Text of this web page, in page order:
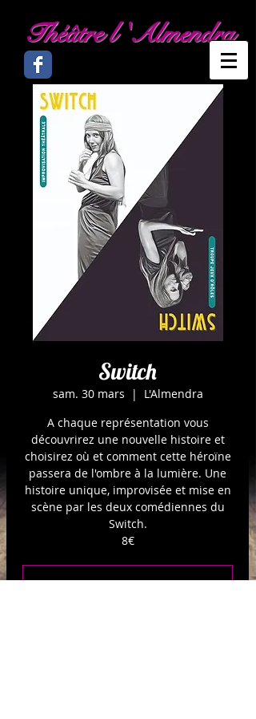
Théâtre l 'Almendra
Switch
sam. 30 mars
  |
L'Almendra
A chaque représentation vous
découvrirez une nouvelle histoire et
choisirez où et comment cette héroïne
passera de l'ombre à la lumière. Une
histoire unique, improvisée et mise en
scène par les deux comédiennes du
Switch.
8€